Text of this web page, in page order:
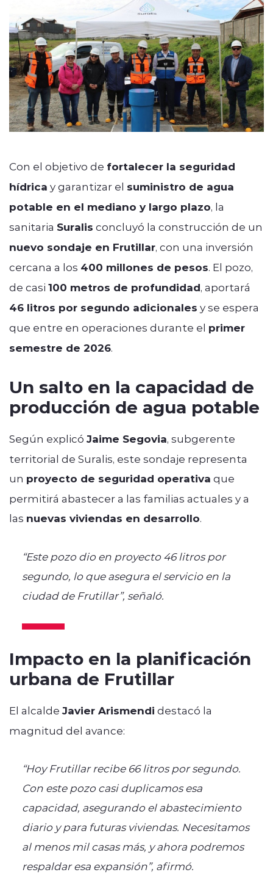
Con el objetivo de fortalecer la seguridad
hídrica y garantizar el suministro de agua
potable en el mediano y largo plazo, la
sanitaria Suralis concluyó la construcción de un
nuevo sondaje en Frutillar, con una inversión
cercana a los 400 millones de pesos. El pozo,
de casi 100 metros de profundidad, aportará
46 litros por segundo adicionales y se espera
que entre en operaciones durante el primer
semestre de 2026.
Un salto en la capacidad de
producción de agua potable
Según explicó Jaime Segovia, subgerente
territorial de Suralis, este sondaje representa
un proyecto de seguridad operativa que
permitirá abastecer a las familias actuales y a
las nuevas viviendas en desarrollo.
“Este pozo dio en proyecto 46 litros por
segundo, lo que asegura el servicio en la
ciudad de Frutillar”, señaló.
Impacto en la planificación
urbana de Frutillar
El alcalde Javier Arismendi destacó la
magnitud del avance:
“Hoy Frutillar recibe 66 litros por segundo.
Con este pozo casi duplicamos esa
capacidad, asegurando el abastecimiento
diario y para futuras viviendas. Necesitamos
al menos mil casas más, y ahora podremos
respaldar esa expansión”, afirmó.